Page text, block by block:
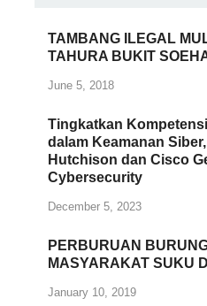
TAMBANG ILEGAL
TAHURA BUKIT
June 5, 2018
Tingkatkan
dalam Keamanan
Hutchison dan Cisco
Cybersecurity
December 5, 2023
PERBURUAN
MASYARAKAT SUKU
January 10, 2019